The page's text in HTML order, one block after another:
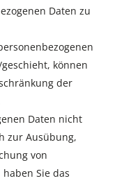
Daten zu
können
der
Daten nicht
zur Ausübung,
von
Sie das